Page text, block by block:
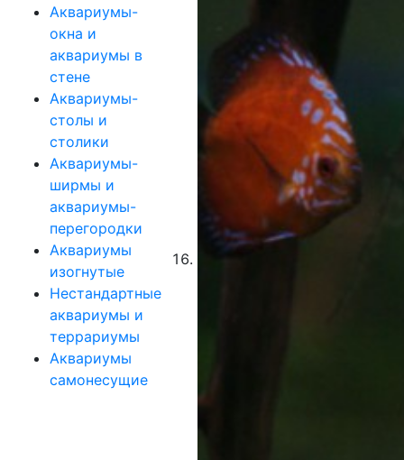
Аквариумы-
окна и
аквариумы в
стене
Аквариумы-
столы и
столики
Аквариумы-
ширмы и
аквариумы-
перегородки
Аквариумы
изогнутые
Нестандартные
аквариумы и
террариумы
Аквариумы
самонесущие